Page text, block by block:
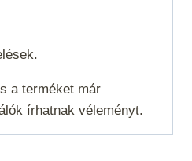
a terméket már
írhatnak véleményt.